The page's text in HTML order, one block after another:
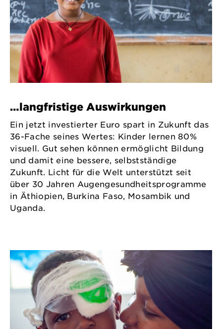
…langfristige Auswirkungen
Ein jetzt investierter Euro spart in Zukunft das
36-Fache seines Wertes: Kinder lernen 80%
visuell. Gut sehen können ermöglicht Bildung
und damit eine bessere, selbstständige
Zukunft. Licht für die Welt unterstützt seit
über 30 Jahren Augengesundheitsprogramme
in Äthiopien, Burkina Faso, Mosambik und
Uganda.